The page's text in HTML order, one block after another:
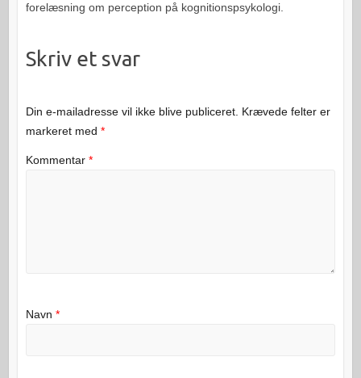
forelæsning om perception på kognitionspsykologi.
Skriv et svar
Din e-mailadresse vil ikke blive publiceret. Krævede felter er
markeret med *
Kommentar *
Navn *